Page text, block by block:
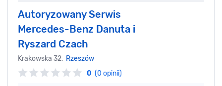
Autoryzowany Serwis
Mercedes-Benz Danuta i
Ryszard Czach
Krakowska 32, Rzeszów
0 (0 opinii)